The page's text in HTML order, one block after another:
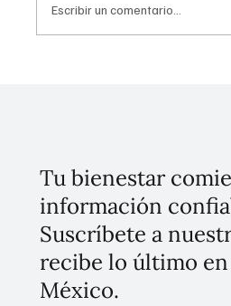
Escribir un comentario...
Tu bienestar
información
Suscríbete a
recibe lo último
México.